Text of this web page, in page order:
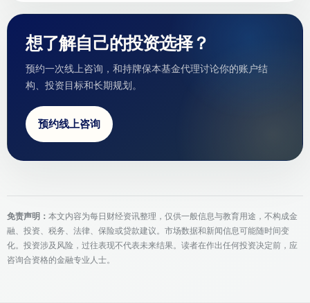
想了解自己的投资选择？
预约一次线上咨询，和持牌保本基金代理讨论你的账户结
构、投资目标和长期规划。
预约线上咨询
免责声明： 本文内容为每日财经资讯整理，仅供一般信息与教育用途，不构成金
融、投资、税务、法律、保险或贷款建议。市场数据和新闻信息可能随时间变
化。投资涉及风险，过往表现不代表未来结果。读者在作出任何投资决定前，应
咨询合资格的金融专业人士。